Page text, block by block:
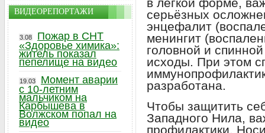
серьёзных
энцефалит
менингит
головной и
исходы. При этом
разработана.
Чтобы защитить
Западного Нила,
профилактики.
ВИДЕОРЕПОРТАЖИ
3.08
Пожар в СНТ
«Здоровье химика»:
житель показал
пепелище на видео
19.03
Момент аварии
с 10-летним
мальчиком на
Карбышева в
Волжском попал на
видео